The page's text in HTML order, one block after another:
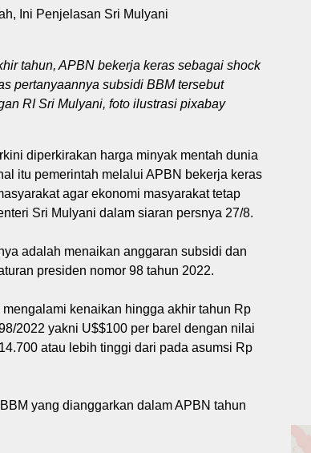
Ini Penjelasan Sri Mulyani
tahun, APBN bekerja keras sebagai shock
pertanyaannya subsidi BBM tersebut
RI Sri Mulyani, foto ilustrasi pixabay
diperkirakan harga minyak mentah dunia
itu pemerintah melalui APBN bekerja keras
agar ekonomi masyarakat tetap
Sri Mulyani dalam siaran persnya 27/8.
adalah menaikan anggaran subsidi dan
presiden nomor 98 tahun 2022.
kenaikan hingga akhir tahun Rp
2022 yakni U$$100 per barel dengan nilai
atau lebih tinggi dari pada asumsi Rp
yang dianggarkan dalam APBN tahun